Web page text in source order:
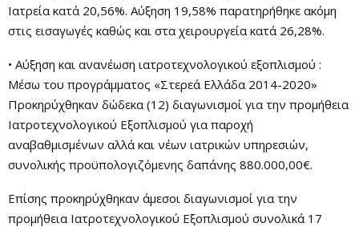
Ιατρεία κατά 20,56%. Αύξηση 19,58% παρατηρήθηκε ακόμη
στις εισαγωγές καθώς και στα χειρουργεία κατά 26,28%.
• Αύξηση και ανανέωση ιατροτεχνολογικού εξοπλισμού :
Μέσω του προγράμματος «Στερεά Ελλάδα 2014-2020»
Προκηρύχθηκαν δώδεκα (12) διαγωνισμοί για την προμήθεια
Ιατροτεχνολογικού Εξοπλισμού για παροχή
αναβαθμισμένων αλλά και νέων ιατρικών υπηρεσιών,
συνολικής προϋπολογιζόμενης δαπάνης 880.000,00€.
Επίσης προκηρύχθηκαν άμεσοι διαγωνισμοί για την
προμήθεια Ιατροτεχνολογικού Εξοπλισμού συνολικά 17